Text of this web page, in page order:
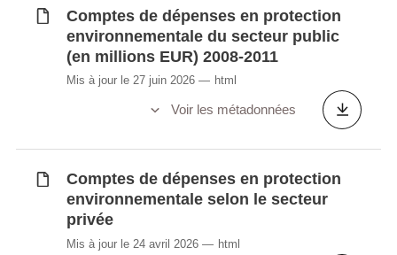
Emplois liés aux biens et services
environnementaux
Importations et exportations totales (en
1000 EUR) de produits culturels selon la
Nomenclature Combinée par groupe de
Offre intérieure totale et consommation du
tourisme intérieur par produit
Production et valeur ajoutée de l'économie
sportive par catégorie (en millions EUR)
Production et valeur ajoutée par domaine
Comptes de dépenses en protection
environnementale du secteur public
(en millions EUR) 2008-2011
Mis à jour le 27 juin 2026 html
Voir les métadonnées
Comptes de dépenses en protection
environnementale selon le secteur
privée
Mis à jour le 24 avril 2026 html